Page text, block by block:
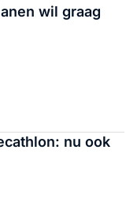
wil graag
nu ook